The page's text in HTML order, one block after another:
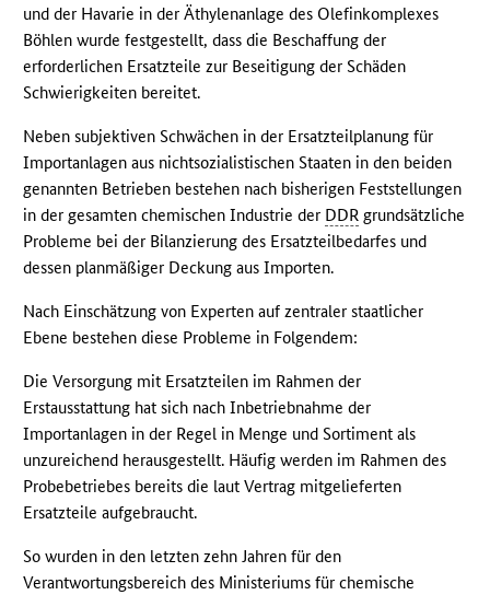
und der Havarie in der Äthylenanlage des Olefinkomplexes
Böhlen wurde festgestellt, dass die Beschaffung der
erforderlichen Ersatzteile zur Beseitigung der Schäden
Schwierigkeiten bereitet.
Neben subjektiven Schwächen in der Ersatzteilplanung für
Importanlagen aus nichtsozialistischen Staaten in den beiden
genannten Betrieben bestehen nach bisherigen Feststellungen
in der gesamten chemischen Industrie der DDR grundsätzliche
Probleme bei der Bilanzierung des Ersatzteilbedarfes und
dessen planmäßiger Deckung aus Importen.
Nach Einschätzung von Experten auf zentraler staatlicher
Ebene bestehen diese Probleme in Folgendem:
Die Versorgung mit Ersatzteilen im Rahmen der
Erstausstattung hat sich nach Inbetriebnahme der
Importanlagen in der Regel in Menge und Sortiment als
unzureichend herausgestellt. Häufig werden im Rahmen des
Probebetriebes bereits die laut Vertrag mitgelieferten
Ersatzteile aufgebraucht.
So wurden in den letzten zehn Jahren für den
Verantwortungsbereich des Ministeriums für chemische